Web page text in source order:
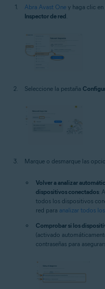
Abra Avast One y haga clic en
Inspector de red
Seleccione la pestaña
Marque o desmarque las
Volver a analizar
dispositivos conectados:
todos los dispositivos
red para analizar todos
Comprobar si los
(activado
contraseñas para